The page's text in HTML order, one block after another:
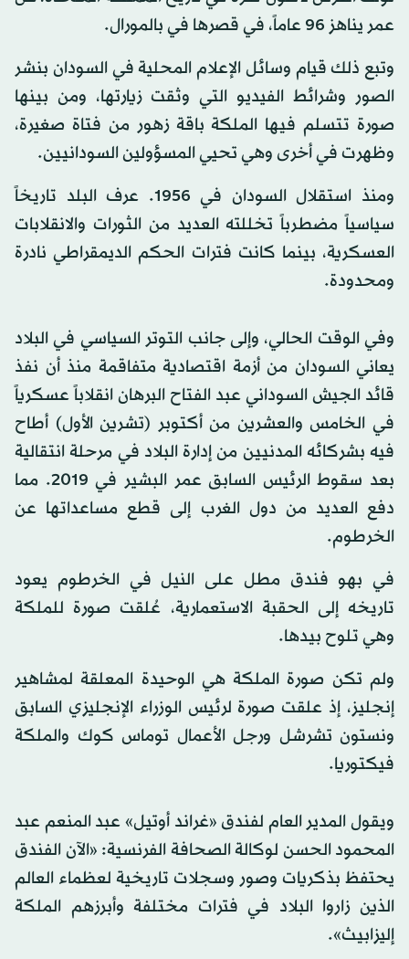
عمر يناهز 96 عاماً، في قصرها في بالمورال.
وتبع ذلك قيام وسائل الإعلام المحلية في السودان بنشر
الصور وشرائط الفيديو التي وثقت زيارتها، ومن بينها
صورة تتسلم فيها الملكة باقة زهور من فتاة صغيرة،
وظهرت في أخرى وهي تحيي المسؤولين السودانيين.
ومنذ استقلال السودان في 1956. عرف البلد تاريخاً
سياسياً مضطرباً تخللته العديد من الثورات والانقلابات
العسكرية، بينما كانت فترات الحكم الديمقراطي نادرة
ومحدودة.
وفي الوقت الحالي، وإلى جانب التوتر السياسي في البلاد
يعاني السودان من أزمة اقتصادية متفاقمة منذ أن نفذ
قائد الجيش السوداني عبد الفتاح البرهان انقلاباً عسكرياً
في الخامس والعشرين من أكتوبر (تشرين الأول) أطاح
فيه بشركائه المدنيين من إدارة البلاد في مرحلة انتقالية
بعد سقوط الرئيس السابق عمر البشير في 2019. مما
دفع العديد من دول الغرب إلى قطع مساعداتها عن
الخرطوم.
في بهو فندق مطل على النيل في الخرطوم يعود
تاريخه إلى الحقبة الاستعمارية، عُلقت صورة للملكة
وهي تلوح بيدها.
ولم تكن صورة الملكة هي الوحيدة المعلقة لمشاهير
إنجليز، إذ علقت صورة لرئيس الوزراء الإنجليزي السابق
ونستون تشرشل ورجل الأعمال توماس كوك والملكة
فيكتوريا.
ويقول المدير العام لفندق «غراند أوتيل» عبد المنعم عبد
المحمود الحسن لوكالة الصحافة الفرنسية: «الآن الفندق
يحتفظ بذكريات وصور وسجلات تاريخية لعظماء العالم
الذين زاروا البلاد في فترات مختلفة وأبرزهم الملكة
إليزابيث».